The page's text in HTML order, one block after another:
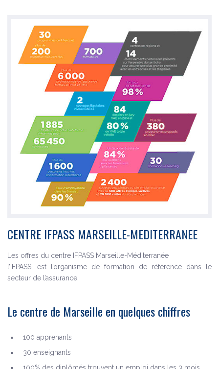
CENTRE IFPASS MARSEILLE-MEDITERRANEE
Les offres du centre IFPASS Marseille-Méditerranée
l’IFPASS, est l’organisme de formation de référence dans le
secteur de l’assurance.
Le centre de Marseille en quelques chiffres
100 apprenants
30 enseignants